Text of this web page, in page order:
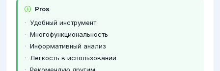
Pros
Удобный инструмент
Многофункциональность
Информативный анализ
Легкость в использовании